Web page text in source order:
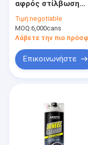
Με βάση το νερό
Καθαρίζοντας
Αυτόματα
pu σπρέι αφρού
κολλητών
αφρός στίλβωση
αυτοκινήτων/
καθαρότερα
αυτόματα
προϊόντα ψεκασμού
ροδών
Τιμή:negotiable
MOQ:6,000cans
Λάβετε την πιο
Επικοινωνήστε